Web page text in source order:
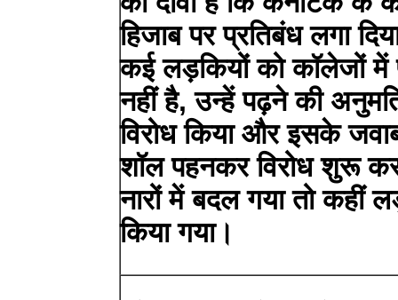
हिजाब पर प्रतिबंध लगा
कई लड़कियों को कॉलेजों
नहीं है, उन्हें पढ़ने की
विरोध किया और इसके
शॉल पहनकर विरोध शुरू कर
नारों में बदल गया तो कहीं
किया गया।